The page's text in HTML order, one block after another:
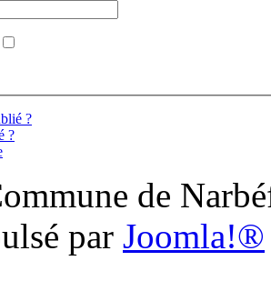
?
?
de
par Joomla!®